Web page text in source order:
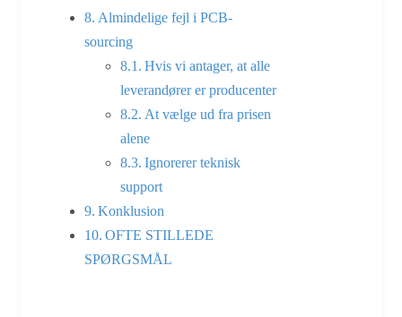
Almindelige fejl i PCB-
sourcing
Hvis vi antager, at alle
leverandører er producenter
At vælge ud fra prisen
alene
Ignorerer teknisk
support
Konklusion
OFTE STILLEDE
SPØRGSMÅL